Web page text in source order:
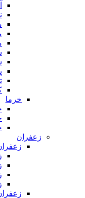
خرما
زعفران